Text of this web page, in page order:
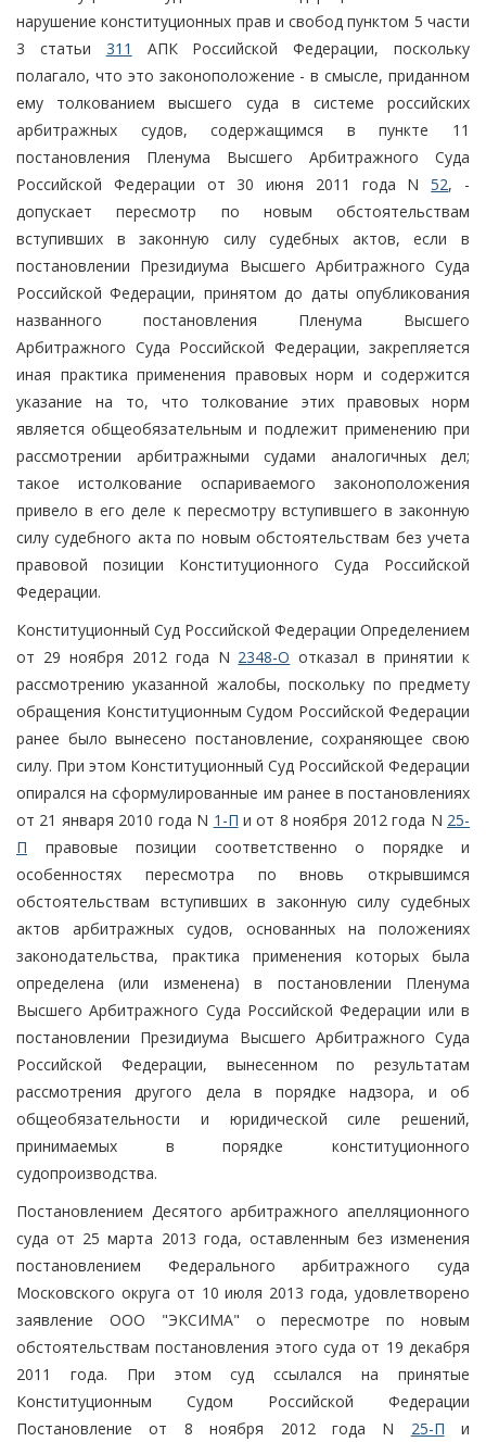
нарушение конституционных прав и свобод пунктом 5 части
3 статьи 311
АПК Российской Федерации, поскольку
полагало, что это законоположение - в смысле, приданном
ему толкованием высшего суда в системе российских
арбитражных судов, содержащимся в пункте 11
постановления Пленума Высшего Арбитражного Суда
Российской Федерации от 30 июня 2011 года N52, -
допускает пересмотр по новым обстоятельствам
вступивших в законную силу судебных актов, если в
постановлении Президиума Высшего Арбитражного Суда
Российской Федерации, принятом до даты опубликования
названного постановления Пленума Высшего
Арбитражного Суда Российской Федерации, закрепляется
иная практика применения правовых норм и содержится
указание на то, что толкование этих правовых норм
является общеобязательным и подлежит применению при
рассмотрении арбитражными судами аналогичных дел;
такое истолкование оспариваемого законоположения
привело в его деле к пересмотру вступившего в законную
силу судебного акта по новым обстоятельствам без учета
правовой позиции Конституционного Суда Российской
Федерации.
Конституционный Суд Российской Федерации Определением
от 29 ноября 2012 года N 2348-О отказал в принятии к
рассмотрению указанной жалобы, поскольку по предмету
обращения Конституционным Судом Российской Федерации
ранее было вынесено постановление, сохраняющее свою
силу. При этом Конституционный Суд Российской Федерации
опирался на сформулированные им ранее в постановлениях
от 21 января 2010 года N 1-П и от 8 ноября 2012 года N 25-
П правовые позиции соответственно о порядке и
особенностях пересмотра по вновь открывшимся
обстоятельствам вступивших в законную силу судебных
актов арбитражных судов, основанных на положениях
законодательства, практика применения которых была
определена (или изменена) в постановлении Пленума
Высшего Арбитражного Суда Российской Федерации или в
постановлении Президиума Высшего Арбитражного Суда
Российской Федерации, вынесенном по результатам
рассмотрения другого дела в порядке надзора, и об
общеобязательности и юридической силе решений,
принимаемых в порядке конституционного
судопроизводства.
Постановлением Десятого арбитражного апелляционного
суда от 25 марта 2013 года, оставленным без изменения
постановлением Федерального арбитражного суда
Московского округа от 10 июля 2013 года, удовлетворено
заявление ООО "ЭКСИМА" о пересмотре по новым
обстоятельствам постановления этого суда от 19 декабря
2011 года. При этом суд ссылался на принятые
Конституционным Судом Российской Федерации
Постановление от 8 ноября 2012 года N 25-П и